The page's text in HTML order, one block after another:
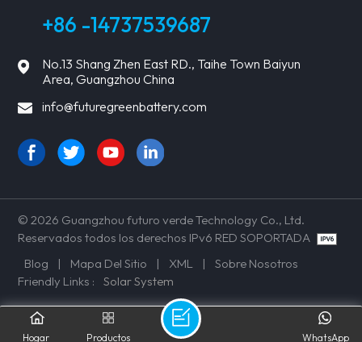
+86 -14737539687
No.13 Shang Zhen East RD., Taihe Town Baiyun
Area, Guangzhou China
info@futuregreenbattery.com
© 2026 Guangzhou futuro verde Technology Co., Ltd.
Reservados todos los derechos IPv6 RED SOPORTADA
Blog
| Mapa Del Sitio | XML |
Sobre Nosotros
Friendly Links :
Solar System
Hogar Productos WhatsApp